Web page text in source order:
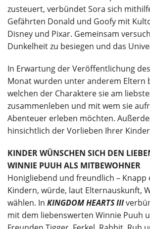
zusteuert, verbündet Sora sich
Gefährten Donald und Goofy mit
Disney und Pixar. Gemeinsam
Dunkelheit zu besiegen und das
In Erwartung der Veröffentlichung
Monat wurden unter anderem Eltern
welchen der Charaktere sie am
zusammenleben und mit wem sie
Abenteuer erleben möchten.
hinsichtlich der Vorlieben Ihrer
KINDER WÜNSCHEN SICH DEN
WINNIE PUUH ALS MITBEWOHNER
Honigliebend und freundlich – Knapp
Kindern, würde, laut Elternauskunft,
wählen. In KINGDOM HEARTS III
mit dem liebenswerten Winnie Puuh